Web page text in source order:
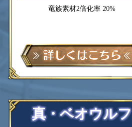
竜族素材2倍化率 20%
真・ベオウルフ